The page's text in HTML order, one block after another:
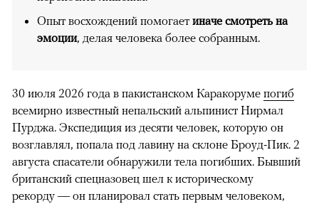
Опыт восхождений помогает иначе смотреть на
эмоции, делая человека более собранным.
30 июля 2026 года в пакистанском Каракоруме погиб
всемирно известный непальский альпинист Нирмал
Пурджа. Экспедиция из десяти человек, которую он
возглавлял, попала под лавину на склоне Броуд-Пик. 2
августа спасатели обнаружили тела погибших. Бывший
британский спецназовец шел к историческому
рекорду — он планировал стать первым человеком,